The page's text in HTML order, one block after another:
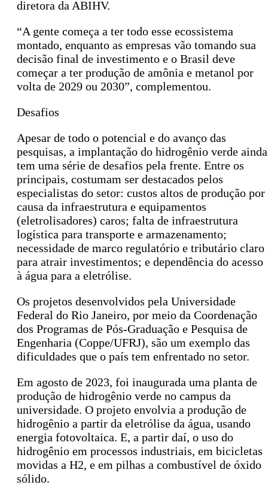
diretora da ABIHV.
“A gente começa a ter todo esse ecossistema
montado, enquanto as empresas vão tomando sua
decisão final de investimento e o Brasil deve
começar a ter produção de amônia e metanol por
volta de 2029 ou 2030”, complementou.
Desafios
Apesar de todo o potencial e do avanço das
pesquisas, a implantação do hidrogênio verde ainda
tem uma série de desafios pela frente. Entre os
principais, costumam ser destacados pelos
especialistas do setor: custos altos de produção por
causa da infraestrutura e equipamentos
(eletrolisadores) caros; falta de infraestrutura
logística para transporte e armazenamento;
necessidade de marco regulatório e tributário claro
para atrair investimentos; e dependência do acesso
à água para a eletrólise.
Os projetos desenvolvidos pela Universidade
Federal do Rio Janeiro, por meio da Coordenação
dos Programas de Pós-Graduação e Pesquisa de
Engenharia (Coppe/UFRJ), são um exemplo das
dificuldades que o país tem enfrentado no setor.
Em agosto de 2023, foi inaugurada uma planta de
produção de hidrogênio verde no campus da
universidade. O projeto envolvia a produção de
hidrogênio a partir da eletrólise da água, usando
energia fotovoltaica. E, a partir daí, o uso do
hidrogênio em processos industriais, em bicicletas
movidas a H2, e em pilhas a combustível de óxido
sólido.